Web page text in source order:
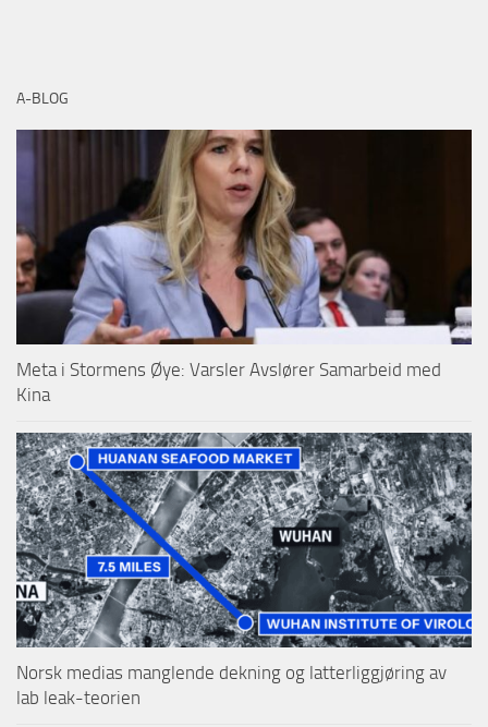
A-BLOG
Meta i Stormens Øye: Varsler Avslører Samarbeid med
Kina
Norsk medias manglende dekning og latterliggjøring av
lab leak-teorien